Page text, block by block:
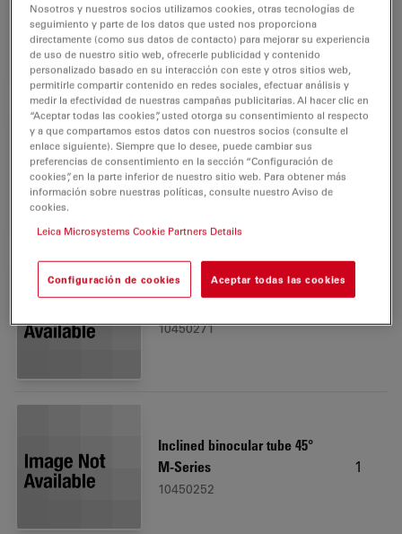
adjustable, 3d gen
10450910
Microscope carrier
10450173
10450271
Inclined binocular tube 45°
M-Series
10450252
1
Nosotros y nuestros socios utilizamos cookies, otras tecnologías de
seguimiento y parte de los datos que usted nos proporciona
directamente (como sus datos de contacto) para mejorar su experiencia
de uso de nuestro sitio web, ofrecerle publicidad y contenido
personalizado basado en su interacción con este y otros sitios web,
permitirle compartir contenido en redes sociales, efectuar análisis y
medir la efectividad de nuestras campañas publicitarias. Al hacer clic en
“Aceptar todas las cookies”, usted otorga su consentimiento al respecto
y a que compartamos estos datos con nuestros socios (consulte el
enlace siguiente). Siempre que lo desee, puede cambiar sus
preferencias de consentimiento en la sección “Configuración de
cookies”, en la parte inferior de nuestro sitio web. Para obtener más
información sobre nuestras políticas, consulte nuestro Aviso de
cookies.
Leica Microsystems Cookie Partners Details
Configuración de cookies Aceptar todas las cookies